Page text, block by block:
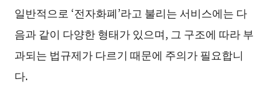
일반적으로 ‘전자화폐’라고 불리는 서비스에는 다
음과 같이 다양한 형태가 있으며, 그 구조에 따라 부
과되는 법규제가 다르기 때문에 주의가 필요합니
다.